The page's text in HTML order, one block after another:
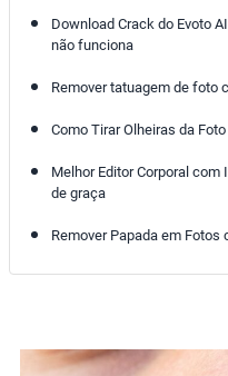
Download Crack do Evoto
não funciona
Remover tatuagem de foto
Como Tirar Olheiras da
Melhor Editor Corporal
de graça
Remover Papada em Fotos